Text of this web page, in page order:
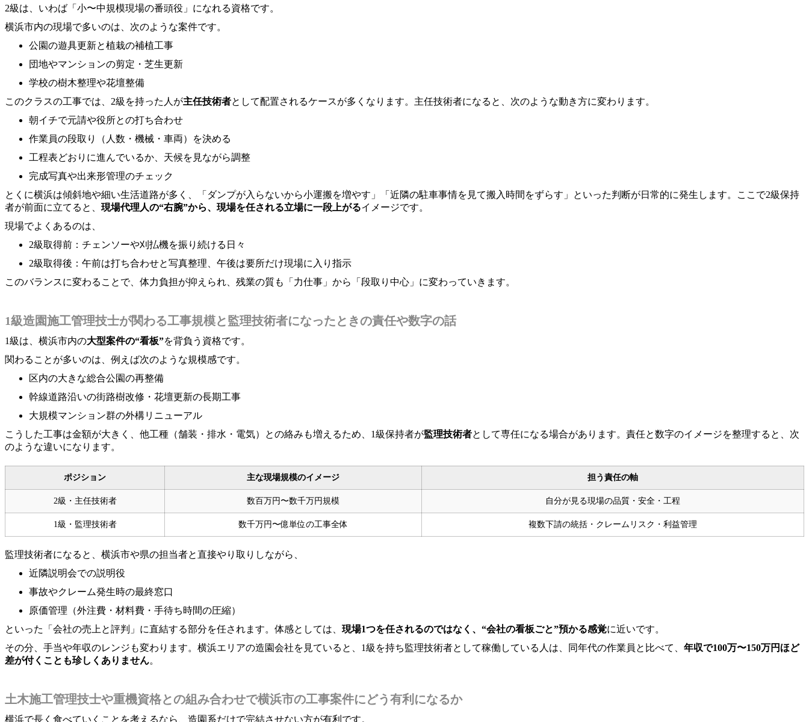
2級は、いわば「小〜中規模現場の番頭役」になれる資格です。
横浜市内の現場で多いのは、次のような案件です。
公園の遊具更新と植栽の補植工事
団地やマンションの剪定・芝生更新
学校の樹木整理や花壇整備
このクラスの工事では、2級を持った人が主任技術者として配置されるケースが多くなります。主任技術者になると、次のような動き方に変わります。
朝イチで元請や役所との打ち合わせ
作業員の段取り（人数・機械・車両）を決める
工程表どおりに進んでいるか、天候を見ながら調整
完成写真や出来形管理のチェック
とくに横浜は傾斜地や細い生活道路が多く、「ダンプが入らないから小運搬を増やす」「近隣の駐車事情を見て搬入時間をずらす」といった判断が日常的に発生します。ここで2級保持
者が前面に立てると、 現場代理人の“右腕”から、現場を任される立場に一段上がるイメージです。
現場でよくあるのは、
2級取得前：チェンソーや刈払機を振り続ける日々
2級取得後：午前は打ち合わせと写真整理、午後は要所だけ現場に入り指示
このバランスに変わることで、体力負担が抑えられ、残業の質も「力仕事」から「段取り中心」に変わっていきます。
1級造園施工管理技士が関わる工事規模と監理技術者になったときの責任や数字の話
1級は、横浜市内の大型案件の“看板”を背負う資格です。
関わることが多いのは、例えば次のような規模感です。
区内の大きな総合公園の再整備
幹線道路沿いの街路樹改修・花壇更新の長期工事
大規模マンション群の外構リニューアル
こうした工事は金額が大きく、他工種（舗装・排水・電気）との絡みも増えるため、1級保持者が監理技術者として専任になる場合があります。責任と数字のイメージを整理すると、次
のような違いになります。
ポジション 主な現場規模のイメージ 担う責任の軸
2級・主任技術者 数百万円〜数千万円規模 自分が見る現場の品質・安全・工程
1級・監理技術者 数千万円〜億単位の工事全体 複数下請の統括・クレームリスク・利益管理
監理技術者になると、横浜市や県の担当者と直接やり取りしながら、
近隣説明会での説明役
事故やクレーム発生時の最終窓口
原価管理（外注費・材料費・手待ち時間の圧縮）
といった「会社の売上と評判」に直結する部分を任されます。体感としては、 現場1つを任されるのではなく、“会社の看板ごと”預かる感覚に近いです。
その分、手当や年収のレンジも変わります。横浜エリアの造園会社を見ていると、1級を持ち監理技術者として稼働している人は、同年代の作業員と比べて、 年収で100万〜150万円ほど
差が付くことも珍しくありません。
土木施工管理技士や重機資格との組み合わせで横浜市の工事案件にどう有利になるか
横浜で長く食べていくことを考えるなら、造園系だけで完結させない方が有利です。